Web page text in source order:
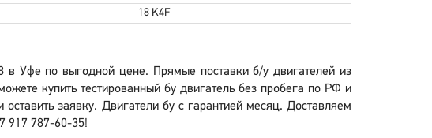
18 K4F
в Уфе по выгодной цене. Прямые поставки б/у двигателей из
купить тестированный бу двигатель без пробега по РФ и
заявку. Двигатели бу с гарантией месяц. Доставляем
917 787-60-35!